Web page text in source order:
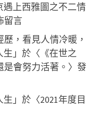
遇上西雅圖之不二情
留言
，看見人情冷暖，
生 」於〈 《在世之
會努力活著。 〉發
生 」於〈2021年度目